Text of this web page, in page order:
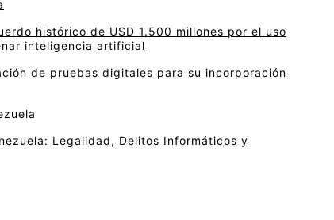
histórico de USD 1.500 millones por el uso
inteligencia artificial
de pruebas digitales para su incorporación
Legalidad, Delitos Informáticos y